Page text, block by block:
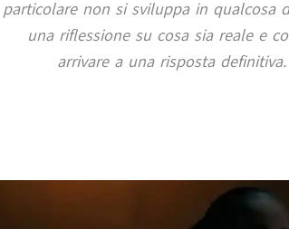
particolare non si sviluppa in qualcosa
una riflessione su cosa sia reale e
arrivare a una risposta